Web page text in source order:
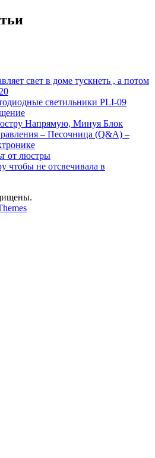
свет в доме тускнеть , а потом
светильники PLI-09
Напрямую, Минуя Блок
– Песочница (Q&A) –
от люстры
чтобы не отсвечивала в